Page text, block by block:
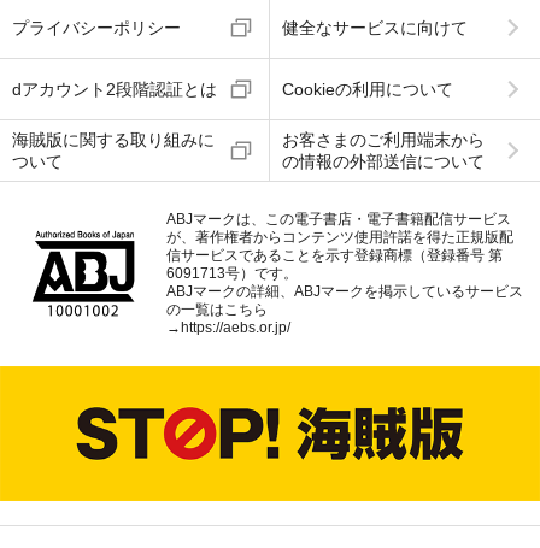
プライバシーポリシー 健全なサービスに向けて
dアカウント2段階認証とは Cookieの利用について
海賊版に関する取り組みに
ついて
お客さまのご利用端末から
の情報の外部送信について
ABJマークは、この電子書店・電子書籍配信サービス
が、著作権者からコンテンツ使用許諾を得た正規版配
信サービスであることを示す登録商標（登録番号 第
6091713号）です。
ABJマークの詳細、ABJマークを掲示しているサービス
の一覧はこちら
→ https://aebs.or.jp/